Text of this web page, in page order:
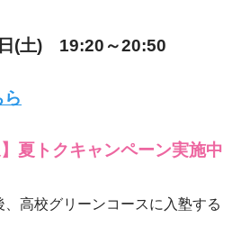
(土) 19:20～20:50
夏トクキャンペーン実施中
高校グリーンコースに入塾する